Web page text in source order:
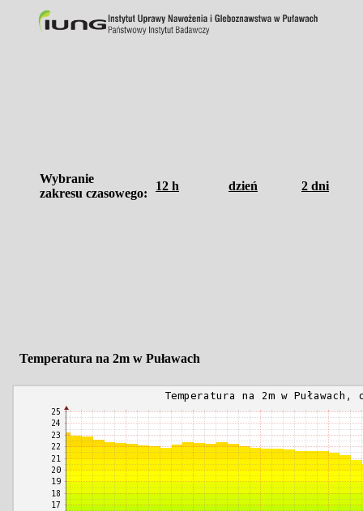
Wybranie
zakresu czasowego:
12 h dzień 2 dni
Temperatura na 2m w Puławach